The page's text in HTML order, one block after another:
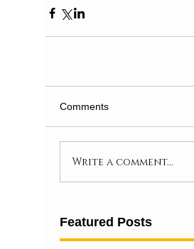
Comments
Write a comment...
Featured Posts